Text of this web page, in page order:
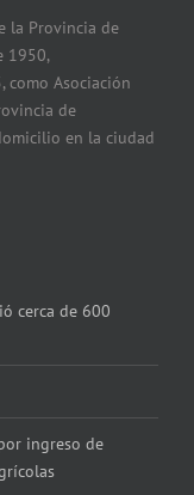
la Provincia de
1950,
como Asociación
de
en la ciudad
cerca de 600
ingreso de